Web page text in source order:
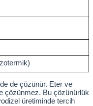
de çözünür. Eter ve
çözünmez. Bu çözünürlük
üretiminde tercih